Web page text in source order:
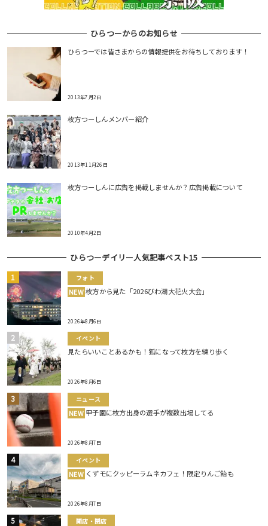
ひらつーからのお知らせ
ひらつーでは皆さまからの情報提供をお待ちしております！
2013年7月2日
枚方つーしんメンバー紹介
2013年11月26日
枚方つーしんに広告を掲載しませんか？広告掲載について
2010年4月2日
ひらつーデイリー人気記事ベスト15
フォト
NEW 枚方から見た「2026びわ湖大花火大会」
2026年8月6日
イベント
見たらいいことあるかも！狐になって枚方を練り歩く
2026年8月6日
ニュース
NEW 甲子園に枚方出身の選手が複数出場してる
2026年8月7日
イベント
NEW くずモにクッピーラムネカフェ！限定りんご飴も
2026年8月7日
開店・閉店